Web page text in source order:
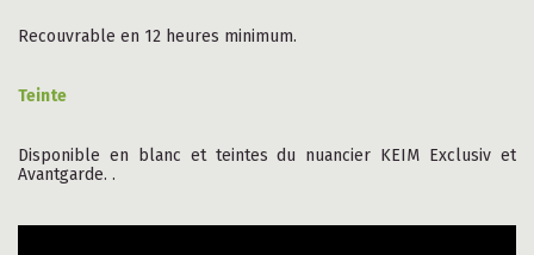
Recouvrable en 12 heures minimum.
Teinte
Disponible en blanc et teintes du nuancier KEIM Exclusiv et
Avantgarde. .